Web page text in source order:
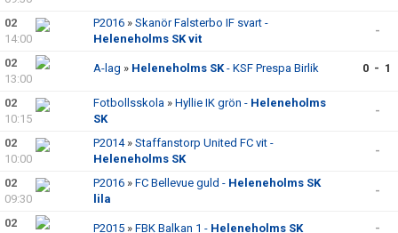
02
14:00
P2016 » Skanör Falsterbo IF svart -
Heleneholms SK vit
-
02
13:00
A-lag » Heleneholms SK- KSF Prespa Birlik 0 - 1
02
10:15
Fotbollsskola » Hyllie IK grön - Heleneholms
SK
-
02
10:00
P2014» Staffanstorp United FC vit -
Heleneholms SK
-
02
09:30
P2016 » FC Bellevue guld - Heleneholms SK
lila
-
02
P2015 » FBK Balkan 1 - Heleneholms SK -